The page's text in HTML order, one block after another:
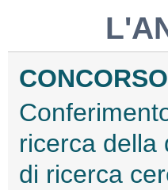
CONCORSO
ricerca della
di ricerca